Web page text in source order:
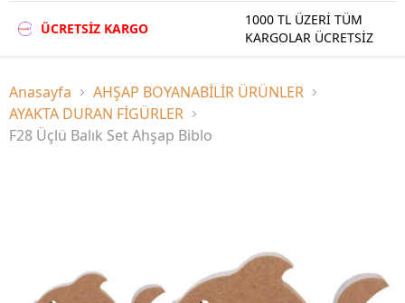
ÜCRETSİZ KARGO
1000 TL ÜZERİ TÜM
KARGOLAR ÜCRETSİZ
Anasayfa
AHŞAP BOYANABİLİR ÜRÜNLER
AYAKTA DURAN FİGÜRLER
F28 Üçlü Balık Set Ahşap Biblo